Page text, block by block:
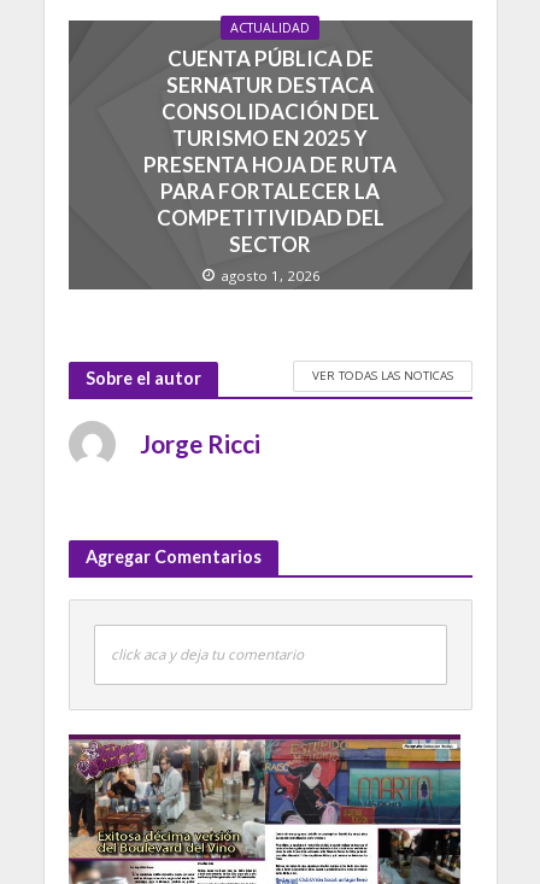
ACTUALIDAD
CUENTA PÚBLICA DE
SERNATUR DESTACA
CONSOLIDACIÓN DEL
TURISMO EN 2025 Y
PRESENTA HOJA DE RUTA
PARA FORTALECER LA
COMPETITIVIDAD DEL
SECTOR
agosto 1, 2026
Sobre el autor VER TODAS LAS NOTICAS
Jorge Ricci
Agregar Comentarios
click aca y deja tu comentario